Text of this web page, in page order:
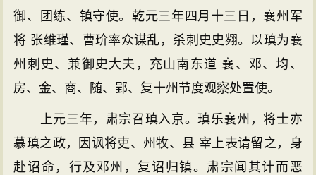
御、团练、镇守使。乾元三年四月十三日，襄州军
将 张维瑾、曹玠率众谋乱，杀刺史史翙。以瑱为襄
州刺史、兼御史大夫，充山南东道 襄、邓、均、
房、金、商、随、郢、复十州节度观察处置使。
上元三年，肃宗召瑱入京。瑱乐襄州，将士亦
慕瑱之政，因讽将吏、州牧、县 宰上表请留之，身
赴诏命，行及邓州，复诏归镇。肃宗闻其计而恶